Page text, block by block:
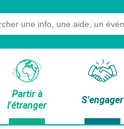
Partir à
l'étranger
S'engager